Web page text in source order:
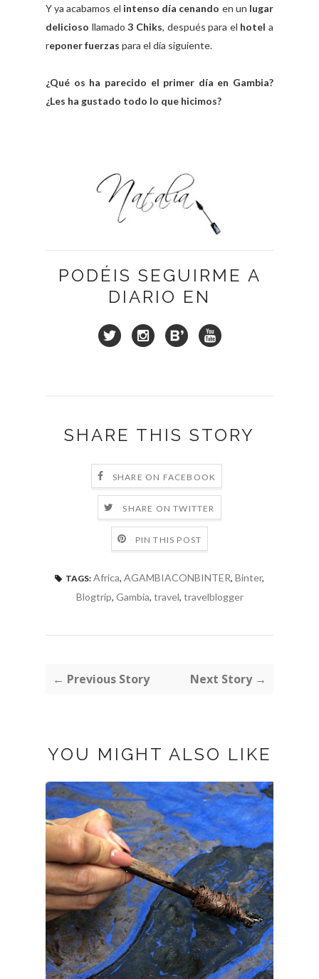
Y ya acabamos el intenso día cenando en un lugar
delicioso llamado3 Chiks, después para el hotel a
reponer fuerzas para el día siguiente.
¿Qué os ha parecido el primer día en Gambia?
¿Les ha gustado todo lo que hicimos?
PODÉIS SEGUIRME A
DIARIO EN
SHARE THIS STORY
SHARE ON FACEBOOK
SHARE ON TWITTER
PIN THIS POST
TAGS: Africa, AGAMBIACONBINTER, Binter,
Blogtrip, Gambia, travel, travelblogger
← Previous Story Next Story →
YOU MIGHT ALSO LIKE